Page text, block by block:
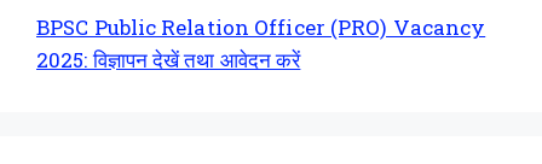
BPSC Public Relation Officer (PRO) Vacancy
2025: विज्ञापन देखें तथा आवेदन करें